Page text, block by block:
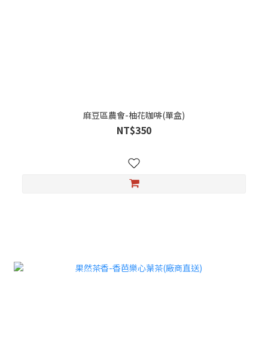
麻豆區農會-柚花咖啡(單盒)
NT$350